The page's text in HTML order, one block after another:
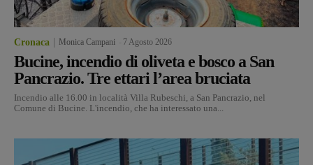
Cronaca Monica Campani 7 Agosto 2026
Bucine, incendio di oliveta e bosco a San
Pancrazio. Tre ettari l’area bruciata
Incendio alle 16.00 in località Villa Rubeschi, a San Pancrazio, nel
Comune di Bucine. L'incendio, che ha interessato una...